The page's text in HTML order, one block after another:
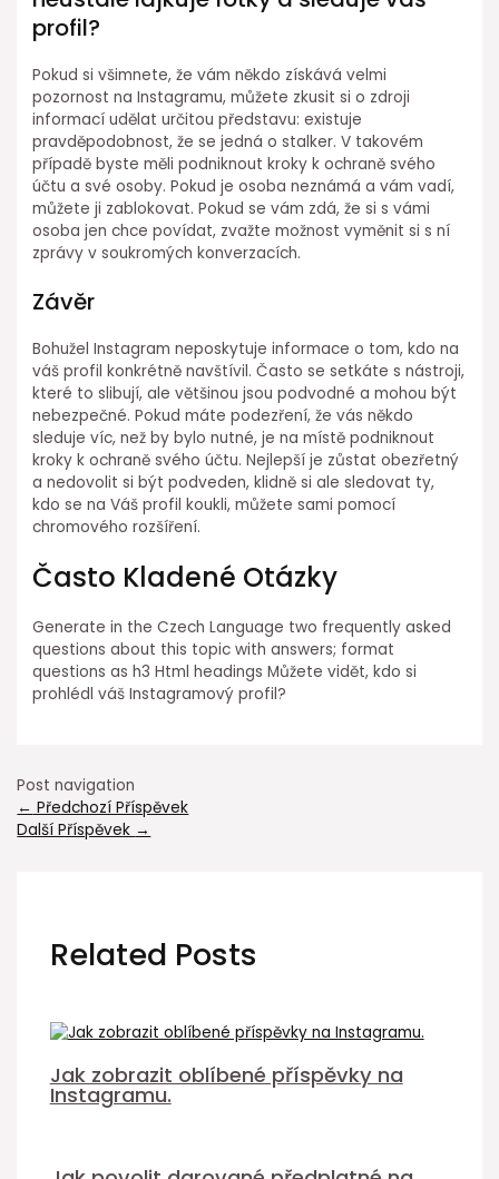
profil?
Pokud si všimnete, že vám někdo získává velmi
pozornost na Instagramu, můžete zkusit si o zdroji
informací udělat určitou představu: existuje
pravděpodobnost, že se jedná o stalker. V takovém
případě byste měli podniknout kroky k ochraně svého
účtu a své osoby. Pokud je osoba neznámá a vám vadí,
můžete ji zablokovat. Pokud se vám zdá, že si s vámi
osoba jen chce povídat, zvažte možnost vyměnit si s ní
zprávy v soukromých konverzacích.
Závěr
Bohužel Instagram neposkytuje informace o tom, kdo na
váš profil konkrétně navštívil. Často se setkáte s nástroji,
které to slibují, ale většinou jsou podvodné a mohou být
nebezpečné. Pokud máte podezření, že vás někdo
sleduje víc, než by bylo nutné, je na místě podniknout
kroky k ochraně svého účtu. Nejlepší je zůstat obezřetný
a nedovolit si být podveden, klidně si ale sledovat ty,
kdo se na Váš profil koukli, můžete sami pomocí
chromového rozšíření.
Často Kladené Otázky
Generate in the Czech Language two frequently asked
questions about this topic with answers; format
questions as h3 Html headings Můžete vidět, kdo si
prohlédl váš Instagramový profil?
Post navigation
← Předchozí Příspěvek
Další Příspěvek →
Related Posts
Jak zobrazit oblíbené příspěvky na
Instagramu.